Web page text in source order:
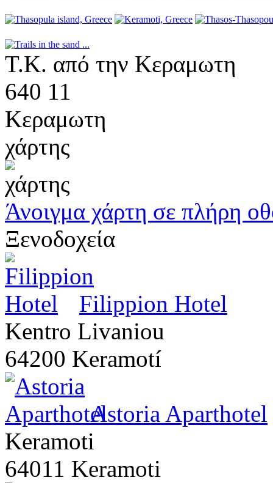
Τ.Κ. από την Κεραμωτη
640 11
Κεραμωτη
χάρτης
Άνοιγμα χάρτη σε πλήρη
Ξενοδοχεία
Filippion Hotel
Kentro Livaniou
64200 Keramotí
Astoria Aparthotel
Keramoti
64011 Keramoti